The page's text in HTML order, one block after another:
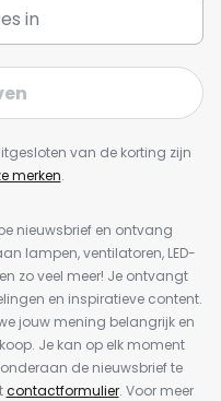
van de korting zijn
merken.
nieuwsbrief en ontvang
lampen, ventilatoren, LED-
zo veel meer! Je ontvangt
en inspiratieve content.
jouw mening belangrijk en
Je kan op elk moment
de nieuwsbrief te
contactformulier. Voor meer